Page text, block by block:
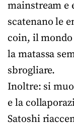
mainstream e
scatenano le
coin, il
la matassa
sbrogliare.
Inoltre: si
e la
Satoshi